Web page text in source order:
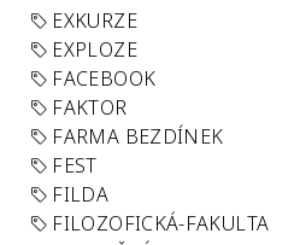
EXKURZE
EXPLOZE
FACEBOOK
FAKTOR
FARMA BEZDÍNEK
FEST
FILDA
FILOZOFICKÁ-FAKULTA